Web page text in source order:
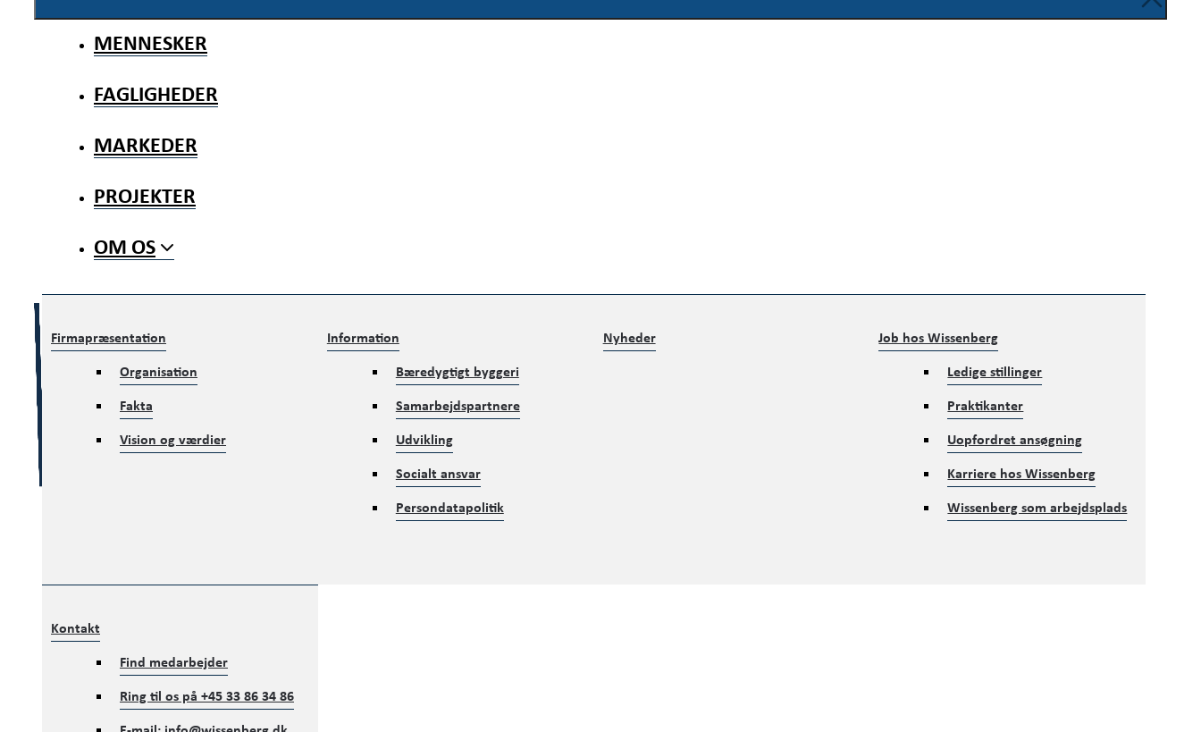
MENNESKER
FAGLIGHEDER
MARKEDER
PROJEKTER
OM OS
Firmapræsentation
Organisation
Fakta
Vision og værdier
Information
Bæredygtigt byggeri
Samarbejdspartnere
Udvikling
Socialt ansvar
Persondatapolitik
Nyheder Job hos Wissenberg
Ledige stillinger
Praktikanter
Uopfordret ansøgning
Karriere hos Wissenberg
Wissenberg som arbejdsplads
Kontakt
Find medarbejder
Ring til os på +45 33 86 34 86